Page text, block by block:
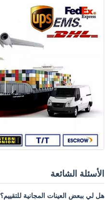
الأسئلة الشائعة
هل لي ببعض العينات المجانية للتقييم؟